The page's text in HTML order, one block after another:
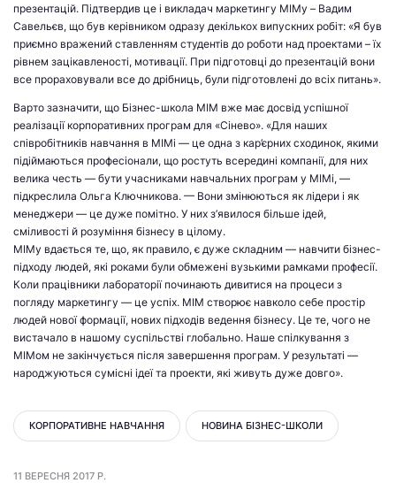
презентацій. Підтвердив це і викладач маркетингу МІМу – Вадим
Савельєв, що був керівником одразу декількох випускних робіт: «Я був
приємно вражений ставленням студентів до роботи над проектами – їх
рівнем зацікавленості, мотивації. При підготовці до презентацій вони
все прораховували все до дрібниць, були підготовлені до всіх питань».
Варто зазначити, що Бізнес-школа МІМ вже має досвід успішної
реалізації корпоративних програм для «Сінево». «Для наших
співробітників навчання в МІМі — це одна з кар’єрних сходинок, якими
підіймаються професіонали, що ростуть всередині компанії, для них
велика честь — бути учасниками навчальних програм у МІМі, —
підкреслила Ольга Ключникова. — Вони змінюються як лідери і як
менеджери — це дуже помітно. У них з’явилося більше ідей,
сміливості й розуміння бізнесу в цілому.
МІМу вдається те, що, як правило, є дуже складним — навчити бізнес-
підходу людей, які роками були обмежені вузькими рамками професії.
Коли працівники лабораторії починають дивитися на процеси з
погляду маркетингу — це успіх. МІМ створює навколо себе простір
людей нової формації, нових підходів ведення бізнесу. Це те, чого не
вистачало в нашому суспільстві глобально. Наше спілкування з
МІМом не закінчується після завершення програм. У результаті —
народжуються сумісні ідеї та проекти, які живуть дуже довго».
КОРПОРАТИВНЕ НАВЧАННЯ НОВИНА БІЗНЕС-ШКОЛИ
11 ВЕРЕСНЯ 2017 Р.